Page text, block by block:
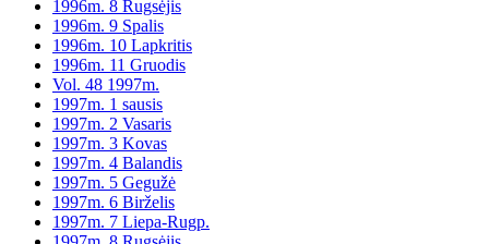
1996m. 8 Rugsėjis
1996m. 9 Spalis
1996m. 10 Lapkritis
1996m. 11 Gruodis
Vol. 48 1997m.
1997m. 1 sausis
1997m. 2 Vasaris
1997m. 3 Kovas
1997m. 4 Balandis
1997m. 5 Gegužė
1997m. 6 Birželis
1997m. 7 Liepa-Rugp.